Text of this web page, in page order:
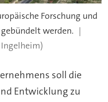
Forschung und
werden.
soll die
Entwicklung zu